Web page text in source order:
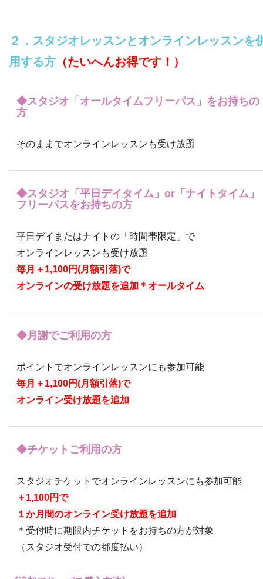
２．スタジオレッスンとオンラインレッスンを
用する方 （たいへんお得です！）
◆スタジオ「オールタイムフリーパス」をお持ちの
方
そのままでオンラインレッスンも受け放題
◆スタジオ「平日デイタイム」or「ナイトタイム」
フリーパスをお持ちの方
平日デイまたはナイトの「時間帯限定」で
オンラインレッスンも受け放題
毎月＋1,100円(月額引落)で
オンラインの受け放題を追加＊オールタイム
◆月謝でご利用の方
ポイントでオンラインレッスンにも参加可能
毎月＋1,100円(月額引落)で
オンライン受け放題を追加
◆チケットご利用の方
スタジオチケットでオンラインレッスンにも参加可能
＋1,100円で
１か月間のオンライン受け放題を追加
＊受付時に期限内チケットをお持ちの方が対象
（スタジオ受付での都度払い）